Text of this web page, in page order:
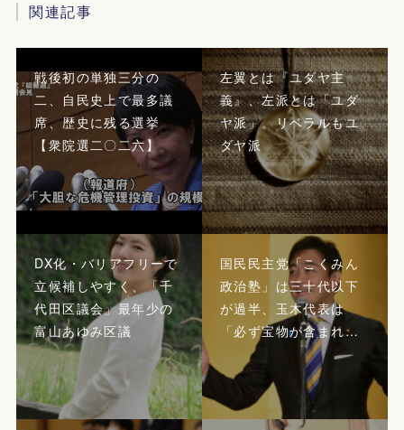
関連記事
戦後初の単独三分の
二、自民史上で最多議
席、歴史に残る選挙
【衆院選二〇二六】
左翼とは『ユダヤ主
義』、左派とは「ユダ
ヤ派」。リベラルもユ
ダヤ派
DX化・バリアフリーで
立候補しやすく、「千
代田区議会」最年少の
富山あゆみ区議
国民民主党「こくみん
政治塾」は三十代以下
が過半、玉木代表は
「必ず宝物が含まれ…